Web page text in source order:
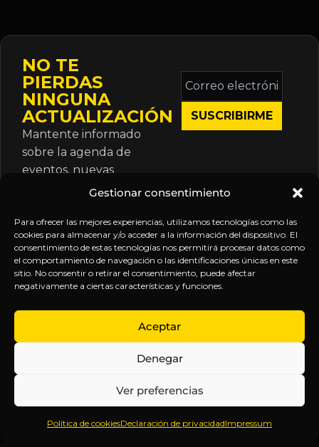
Gestionar consentimiento
Para ofrecer las mejores experiencias, utilizamos tecnologías como las
cookies para almacenar y/o acceder a la información del dispositivo. El
consentimiento de estas tecnologías nos permitirá procesar datos como
el comportamiento de navegación o las identificaciones únicas en este
sitio. No consentir o retirar el consentimiento, puede afectar
negativamente a ciertas características y funciones.
Aceptar
Denegar
Ver preferencias
Política de cookiesDeclaración de privacidadImpressum
NO TE
PIERDAS
NINGUNA
ACTUALIZACIÓN
Mantente informado
sobre la agenda de
eventos, nuevas
publicaciones y
suscripción.
Correo
electrónico
*
Inteligencia
Anticipándonos
EXPLORA
Inicio
Sobre
Contenido
Webinars
LEGAL
Política
de
Términos y
Aviso
SÍGUENOS